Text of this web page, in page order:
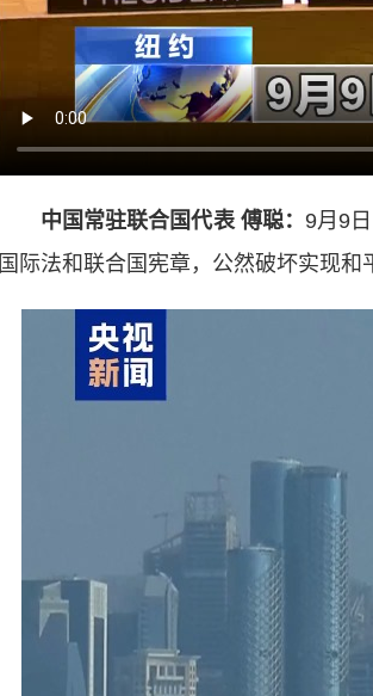
中国常驻联合国代表 傅聪： 9月9
国际法和联合国宪章，公然破坏实现和